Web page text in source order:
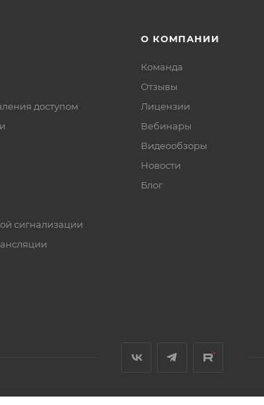
доступом
сигнализации
О КОМПАНИИ
Команда
Отзывы
Лицензии
Вебинары
Видеообзоры
Новости
Блог